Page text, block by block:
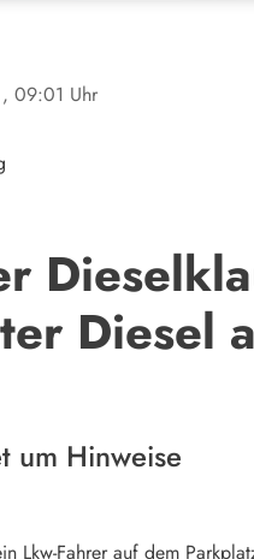
, 09:01 Uhr
Diesel
um Hinweise
Lkw-Fahrer auf dem